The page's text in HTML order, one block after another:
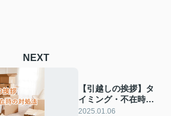
NEXT
【引越しの挨拶】タ
イミング・不在時の
対処法・手土産の選
2025.01.06